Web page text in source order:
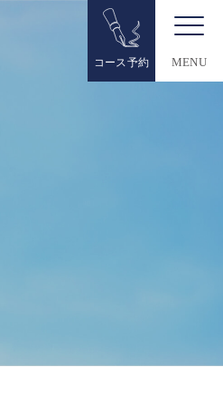
MENU
コース予約